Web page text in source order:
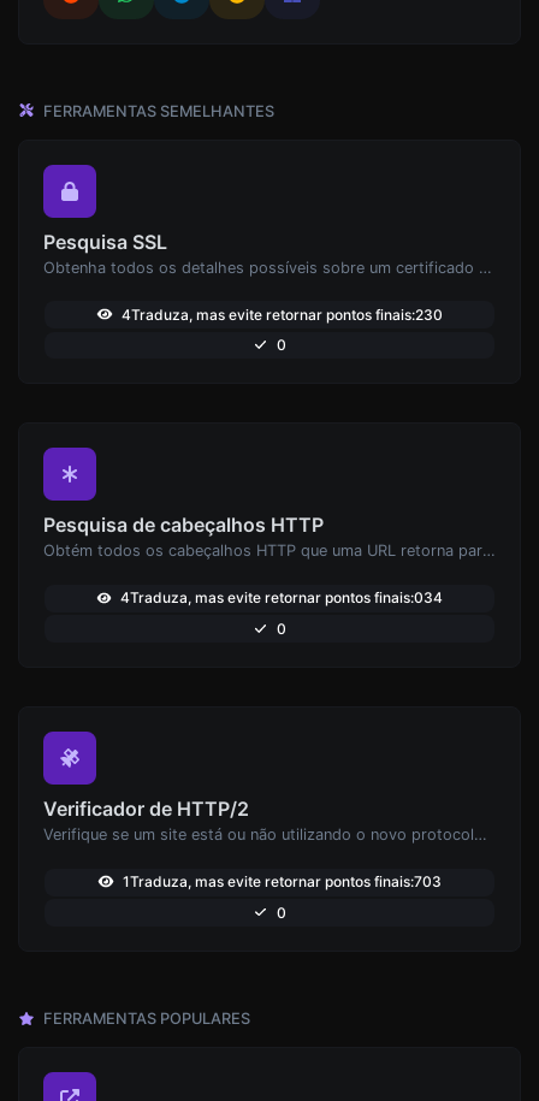
FERRAMENTAS SEMELHANTES
Pesquisa SSL
Obtenha todos os detalhes possíveis sobre um certificado SSL.
4Traduza, mas evite retornar pontos finais:230
0
Pesquisa de cabeçalhos HTTP
Obtém todos os cabeçalhos HTTP que uma URL retorna para uma solicitação GET típica.
4Traduza, mas evite retornar pontos finais:034
0
Verificador de HTTP/2
Verifique se um site está ou não utilizando o novo protocolo HTTP/2
1Traduza, mas evite retornar pontos finais:703
0
FERRAMENTAS POPULARES